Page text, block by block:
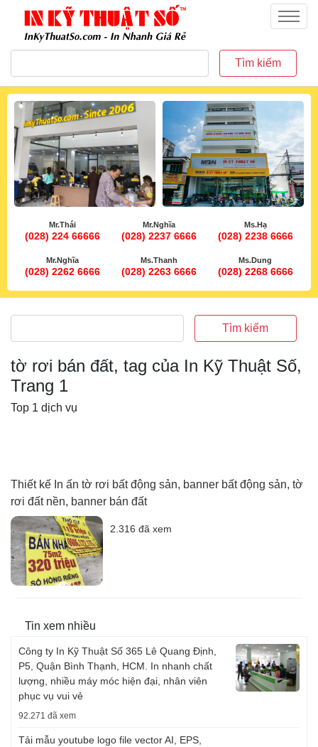
inkythuatso.com
Menu
Tìm kiếm
Mr.Thái
(028) 224 66666
Mr.Nghĩa
(028) 2237 6666
Ms.Hạ
(028) 2238 6666
Mr.Nghĩa
(028) 2262 6666
Ms.Thanh
(028) 2263 6666
Ms.Dung
(028) 2268 6666
Tìm kiếm
tờ rơi bán đất, tag của In Kỹ Thuật Số,
Trang 1
Top 1 dịch vụ
Thiết kế In ấn tờ rơi bất động sản, banner bất động sản, tờ
rơi đất nền, banner bán đất
2.316 đã xem
Tin xem nhiều
Công ty In Kỹ Thuật Số 365 Lê Quang Định,
P5, Quận Bình Thạnh, HCM. In nhanh chất
lượng, nhiều máy móc hiện đại, nhân viên
phục vụ vui vẻ
92.271 đã xem
Tải mẫu youtube logo file vector AI, EPS,